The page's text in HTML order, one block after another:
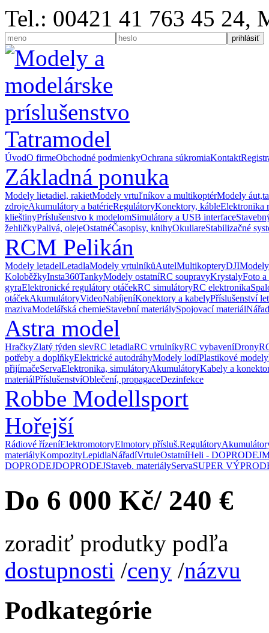
Tel.: 00421 41 763 45 24,
ÚvodO firmeObchodné podmienkyOchrana súkromiaKontakt
Základná ponuka
Modely lietadiel, rakietModely vrtuľníkov a multikoptérModely
zdrojeAkumulátory a batérieRegulátoryKonektory, kábleElektronika
klieštinyPríslušenstvo k modelomSimulátory a USB interface
žehličkyPalivá, olejeOstatnéČasopisy, knihyOkuliareStabilizačné
RCM Pelikán
Modely letadelLetadlaModely vrtulníkůAutelMultikopteryDJI
KoloběžkyInsta360TankyModely ostatníRC soupravyKrystalyFoto
gyraElektronické regulátory otáčekRC simulátoryRC elektronika
otáčekAkumulátoryVideoNabíjeníKonektory a kabelyPříslušenství
mazivaModelářská chemieStavební materiálySpojovací materiál
Astra model
HračkyZlatý týden slevRC letadlaRC vrtulníkyRC vybaveníDrony
potřeby a doplňkyElektrické autodráhyModely lodíPlastikové modely
přijímačeServaElektronika, simulátoryAkumulátoryKabely a
materiálPříslušenstvíOblečení, propagaceDezinfekce
Robbe Modellsport
Hořejší
Rádiové řízeníElektromotoryElmotory přísluš.Regulátory
materiályKompozityLepidlaNářadíVrtuleOstatníHeli - DOPRODEJ
DOPRODEJDOPRODEJStaveb. materiályServaSUPER
Do 6 000 Kč/ 240 €
zoradiť produtky podľa
dostupnosti /ceny /názvu
Podkategórie